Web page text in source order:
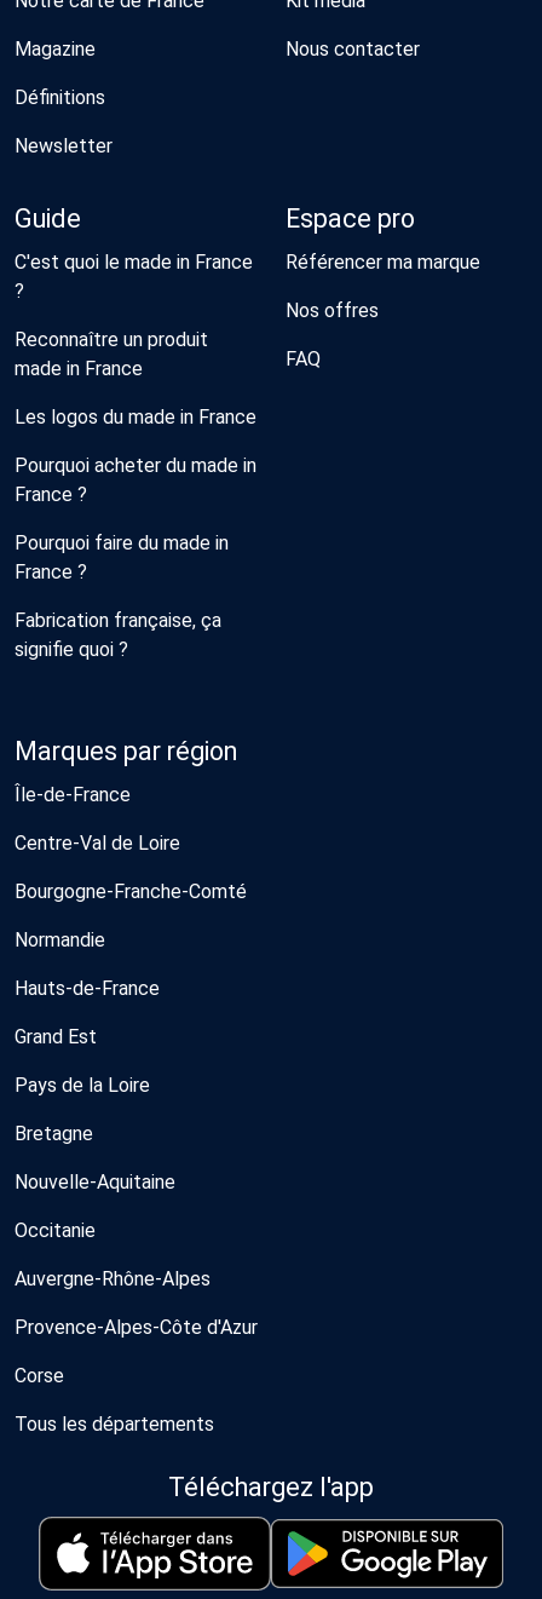
Magazine
Définitions
Newsletter
Nous contacter
Guide
C'est quoi le made in France
?
Reconnaître un produit
made in France
Les logos du made in France
Pourquoi acheter du made in
France ?
Pourquoi faire du made in
France ?
Fabrication française, ça
signifie quoi ?
Espace pro
Référencer ma marque
Nos offres
FAQ
Marques par région
Île-de-France
Centre-Val de Loire
Bourgogne-Franche-Comté
Normandie
Hauts-de-France
Grand Est
Pays de la Loire
Bretagne
Nouvelle-Aquitaine
Occitanie
Auvergne-Rhône-Alpes
Provence-Alpes-Côte d'Azur
Corse
Tous les départements
Téléchargez l'app